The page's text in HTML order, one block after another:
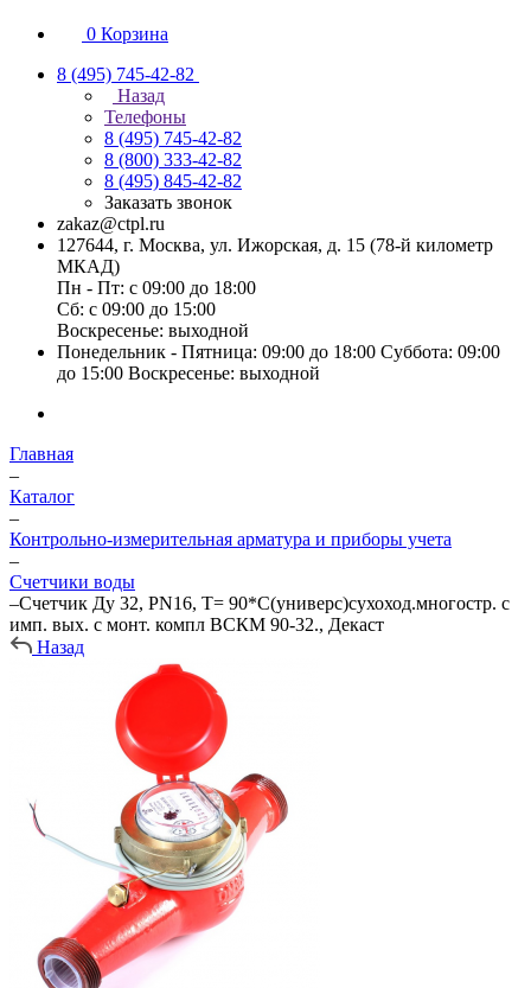
0 Корзина
8 (495) 745-42-82
Назад
Телефоны
8 (495) 745-42-82
8 (800) 333-42-82
8 (495) 845-42-82
Заказать звонок
zakaz@ctpl.ru
127644, г. Москва, ул. Ижорская, д. 15 (78-й километр
МКАД)
Пн - Пт: с 09:00 до 18:00
Сб: с 09:00 до 15:00
Воскресенье: выходной
Понедельник - Пятница: 09:00 до 18:00 Суббота: 09:00
до 15:00 Воскресенье: выходной
Главная
–
Каталог
–
Контрольно-измерительная арматура и приборы учета
–
Счетчики воды
–Счетчик Ду 32, PN16, T= 90*С(универс)сухоход.многостр. с
имп. вых. с монт. компл ВСКМ 90-32., Декаст
Назад